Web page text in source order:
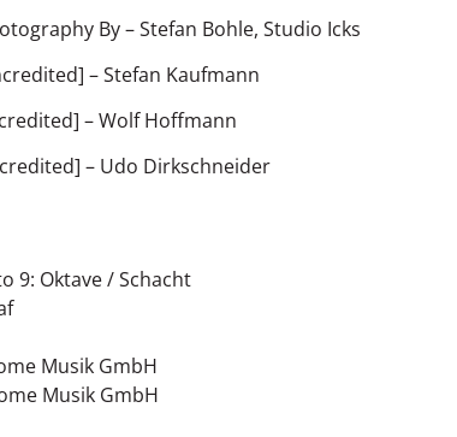
By–Stefan Bohle, Studio Icks
–Stefan Kaufmann
–Wolf Hoffmann
– Udo Dirkschneider
9: Oktave / Schacht
Musik GmbH
Musik GmbH